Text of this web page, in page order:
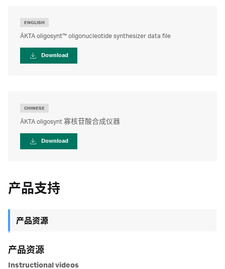
White paper
ENGLISH
ÄKTA oligosynt™ oligonucleotide synthesizer data file
Download
CHINESE
ÄKTA oligosynt 寡核苷酸合成仪器
Download
产品支持
产品资源
产品资源
Instructional videos